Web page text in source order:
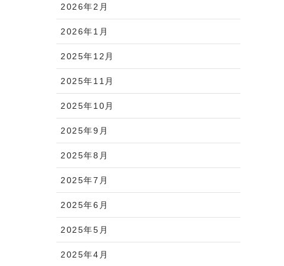
2026年2月
2026年1月
2025年12月
2025年11月
2025年10月
2025年9月
2025年8月
2025年7月
2025年6月
2025年5月
2025年4月